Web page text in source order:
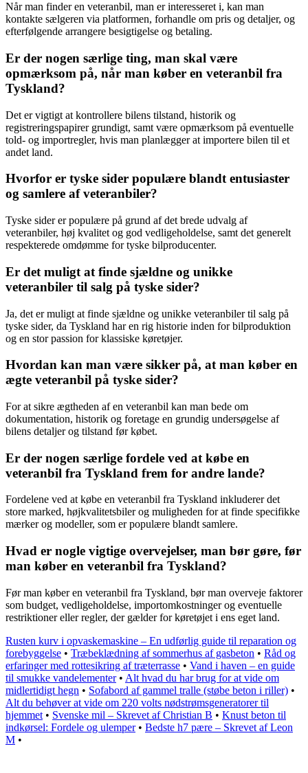
Når man finder en veteranbil, man er interesseret i, kan man
kontakte sælgeren via platformen, forhandle om pris og detaljer, og
efterfølgende arrangere besigtigelse og betaling.
Er der nogen særlige ting, man skal være
opmærksom på, når man køber en veteranbil fra
Tyskland?
Det er vigtigt at kontrollere bilens tilstand, historik og
registreringspapirer grundigt, samt være opmærksom på eventuelle
told- og importregler, hvis man planlægger at importere bilen til et
andet land.
Hvorfor er tyske sider populære blandt entusiaster
og samlere af veteranbiler?
Tyske sider er populære på grund af det brede udvalg af
veteranbiler, høj kvalitet og god vedligeholdelse, samt det generelt
respekterede omdømme for tyske bilproducenter.
Er det muligt at finde sjældne og unikke
veteranbiler til salg på tyske sider?
Ja, det er muligt at finde sjældne og unikke veteranbiler til salg på
tyske sider, da Tyskland har en rig historie inden for bilproduktion
og en stor passion for klassiske køretøjer.
Hvordan kan man være sikker på, at man køber en
ægte veteranbil på tyske sider?
For at sikre ægtheden af en veteranbil kan man bede om
dokumentation, historik og foretage en grundig undersøgelse af
bilens detaljer og tilstand før købet.
Er der nogen særlige fordele ved at købe en
veteranbil fra Tyskland frem for andre lande?
Fordelene ved at købe en veteranbil fra Tyskland inkluderer det
store marked, højkvalitetsbiler og muligheden for at finde specifikke
mærker og modeller, som er populære blandt samlere.
Hvad er nogle vigtige overvejelser, man bør gøre, før
man køber en veteranbil fra Tyskland?
Før man køber en veteranbil fra Tyskland, bør man overveje faktorer
som budget, vedligeholdelse, importomkostninger og eventuelle
restriktioner eller regler, der gælder for køretøjet i ens eget land.
Rusten kurv i opvaskemaskine – En udførlig guide til reparation og
forebyggelse • Træbeklædning af sommerhus af gasbeton • Råd og
erfaringer med rottesikring af træterrasse • Vand i haven – en guide
til smukke vandelementer• Alt hvad du har brug for at vide om
midlertidigt hegn • Sofabord af gammel tralle (støbe beton i riller) •
Alt du behøver at vide om 220 volts nødstrømsgeneratorer til
hjemmet • Svenske mil – Skrevet af Christian B • Knust beton til
indkørsel: Fordele og ulemper• Bedste h7 pære – Skrevet af Leon
M •